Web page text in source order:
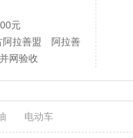
元
阿拉善盟 阿拉善
网验收
电动车